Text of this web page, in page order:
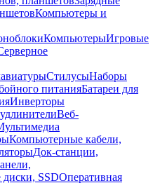
Компьютеры и
КомпьютерыИгровые
СтилусыНаборы
питанияБатареи для
Инверторы
Веб-
Компьютерные кабели,
Док-станции,
диски, SSDОперативная